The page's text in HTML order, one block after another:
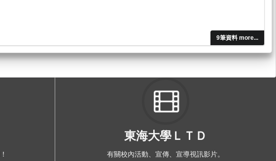
9筆資料 more...
東海大學ＬＴＤ
有關校內活動、宣傳、宣導視訊影片。